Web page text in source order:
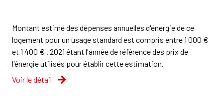
Montant estimé des dépenses annuelles d'énergie de ce
logement pour un usage standard est compris entre 1 000 €
et 1 400 € . 2021 étant l'année de référence des prix de
l'énergie utilisés pour établir cette estimation.
Voir le détail